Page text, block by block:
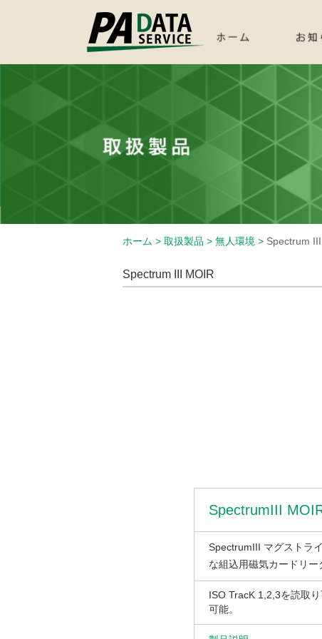
ホーム > 取扱製品 > 無人環境 > Spectrum
Spectrum III MOIR
SpectrumIII
SpectrumIII マグストラ
な組込用磁気カードリー
ISO TracK 1,2,3を読取
可能。